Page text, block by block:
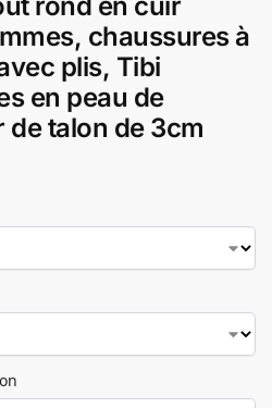
chaussures à
plis, Tibi
en peau de
talon de 3cm